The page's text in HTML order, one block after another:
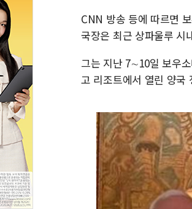
CNN 방송 등에 따르면
국장은 최근 상파울루 시
그는 지난 7∼10일 보우
고 리조트에서 열린 양국